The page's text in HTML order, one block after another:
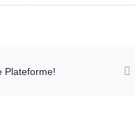
Plateforme!